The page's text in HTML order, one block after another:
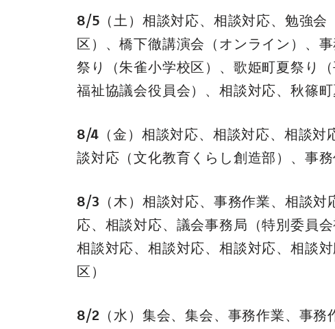
8/5（土）相談対応、相談対応、勉強会
区）、橋下徹講演会（オンライン）、
祭り（朱雀小学校区）、歌姫町夏祭り
福祉協議会役員会）、相談対応、秋篠
8/4（金）相談対応、相談対応、相談対
談対応（文化教育くらし創造部）、事
8/3（木）相談対応、事務作業、相談対
応、相談対応、議会事務局（特別委員
相談対応、相談対応、相談対応、相談
区）
8/2（水）集会、集会、事務作業、事務